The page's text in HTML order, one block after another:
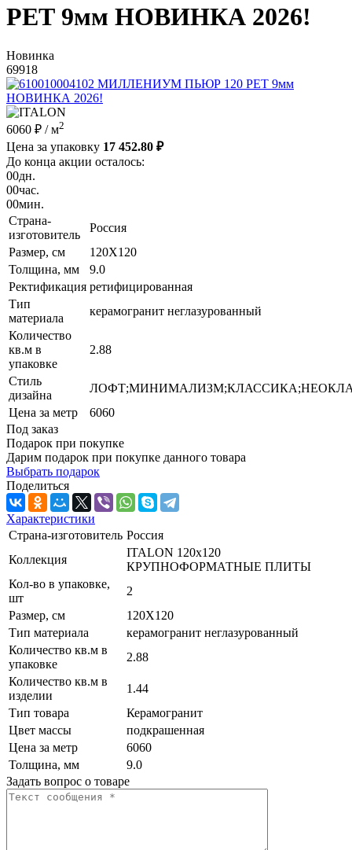
РЕТ 9мм НОВИНКА 2026!
Новинка
69918
6060 ₽ / м2
Цена за упаковку 17 452.80 ₽
До конца акции осталось:
00дн.
00час.
00мин.
Страна-
изготовитель
Россия
Размер, см
120X120
Толщина, мм
9.0
Ректификация ретифицированная
Тип
материала
керамогранит неглазурованный
Количество
кв.м в
упаковке
2.88
Стиль
дизайна
Цена за метр
6060
Под заказ
Подарок при покупке
Дарим подарок при покупке данного товара
Выбрать подарок
Поделиться
Характеристики
Страна-изготовитель Россия
Коллекция
ITALON 120x120
КРУПНОФОРМАТНЫЕ ПЛИТЫ
Кол-во в упаковке,
шт
2
Размер, см
120X120
Тип материала
керамогранит неглазурованный
Количество кв.м в
упаковке
2.88
Количество кв.м в
изделии
1.44
Тип товара
Керамогранит
Цвет массы
подкрашенная
Цена за метр
6060
Толщина, мм
9.0
Задать вопрос о товаре